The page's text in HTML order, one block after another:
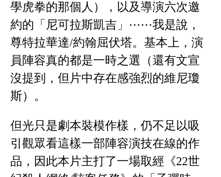
學虎拳的那個人），以及導演六次邀
約的「尼可拉斯凱吉」⋯⋯我是說，
尊特拉華達/約翰屈伏塔。基本上，演
員陣容真的都是一時之選（還有文宣
沒提到，但片中存在感強烈的維尼瓊
斯）。
但光只是劇本裝模作樣，仍不足以吸
引觀眾看這樣一部陣容演技在線的作
品，因此本片主打了一場取經《22世